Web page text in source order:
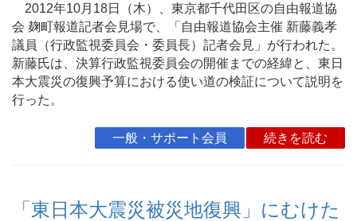
2012年10月18日（木）、東京都千代田区の自由報道協
会 麹町報道記者会見場で、「自由報道協会主催 新藤義孝
議員（行政監視委員会・委員長）記者会見」が行われた。
新藤氏は、決算行政監視委員会の開催までの経緯と、東日
本大震災の復興予算における使い道の検証について説明を
行った。
一般・サポート会員 続きを読む
「東日本大震災被災地復興」にむけた